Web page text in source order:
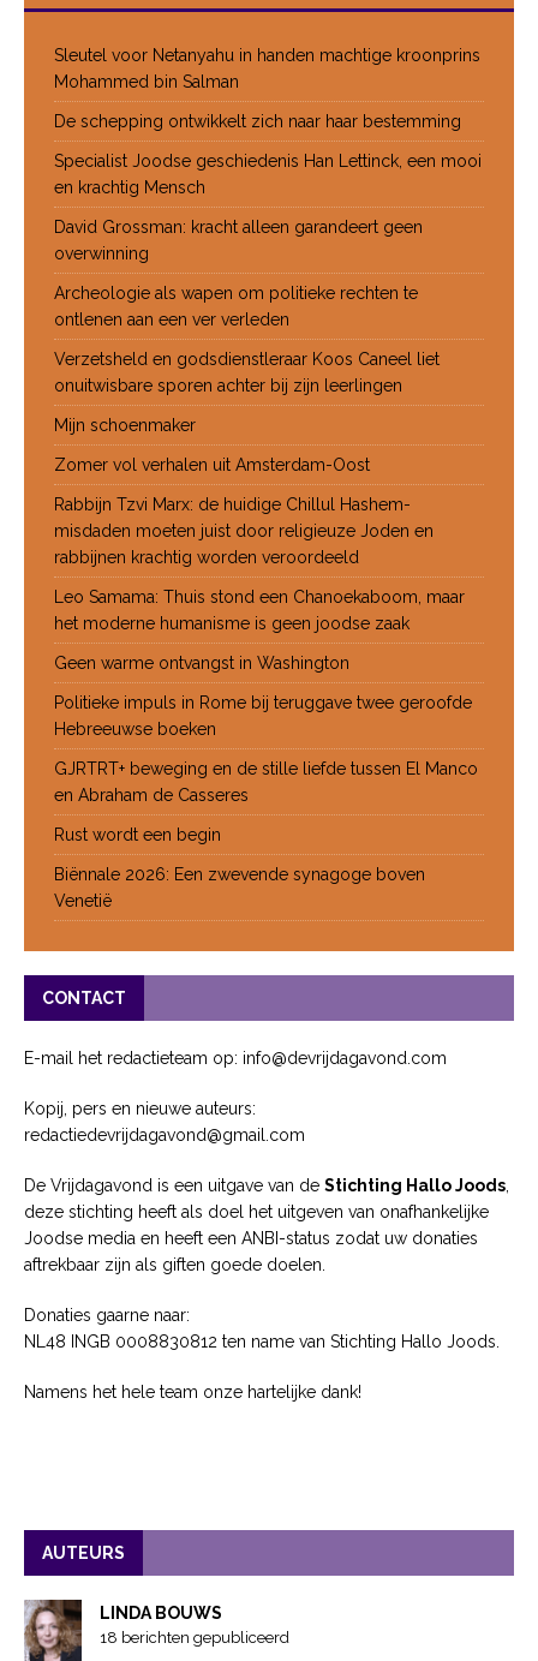
Sleutel voor Netanyahu in handen machtige kroonprins
Mohammed bin Salman
De schepping ontwikkelt zich naar haar bestemming
Specialist Joodse geschiedenis Han Lettinck, een mooi
en krachtig Mensch
David Grossman: kracht alleen garandeert geen
overwinning
Archeologie als wapen om politieke rechten te
ontlenen aan een ver verleden
Verzetsheld en godsdienstleraar Koos Caneel liet
onuitwisbare sporen achter bij zijn leerlingen
Mijn schoenmaker
Zomer vol verhalen uit Amsterdam-Oost
Rabbijn Tzvi Marx: de huidige Chillul Hashem-
misdaden moeten juist door religieuze Joden en
rabbijnen krachtig worden veroordeeld
Leo Samama: Thuis stond een Chanoekaboom, maar
het moderne humanisme is geen joodse zaak
Geen warme ontvangst in Washington
Politieke impuls in Rome bij teruggave twee geroofde
Hebreeuwse boeken
GJRTRT+ beweging en de stille liefde tussen El Manco
en Abraham de Casseres
Rust wordt een begin
Biënnale 2026: Een zwevende synagoge boven
Venetië
CONTACT
E-mail het redactieteam op: info@devrijdagavond.com
Kopij, pers en nieuwe auteurs:
redactiedevrijdagavond@gmail.com
De Vrijdagavond is een uitgave van de Stichting Hallo Joods
deze stichting heeft als doel het uitgeven van onafhankelijke
Joodse media en heeft een ANBI-status zodat uw donaties
aftrekbaar zijn als giften goede doelen.
Donaties gaarne naar:
NL48 INGB 0008830812 ten name van Stichting Hallo Joods.
Namens het hele team onze hartelijke dank!
AUTEURS
LINDA BOUWS
18 berichten gepubliceerd